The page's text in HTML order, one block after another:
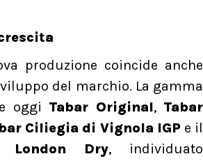
produzione coincide anche
del marchio. La gamma
oggi Tabar Original, Tabar
Ciliegia di Vignola IGPe il
London Dry, individuato